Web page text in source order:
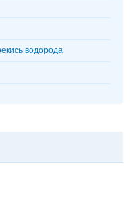
водорода